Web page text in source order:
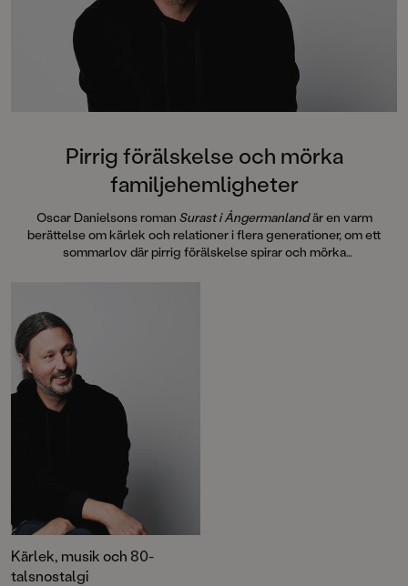
Pirrig förälskelse och mörka
familjehemligheter
Oscar Danielsons roman Surast i Ångermanlandär en varm
berättelse om kärlek och relationer i flera generationer, om ett
sommarlov där pirrig förälskelse spirar och mörka
Kärlek, musik och 80-
talsnostalgi